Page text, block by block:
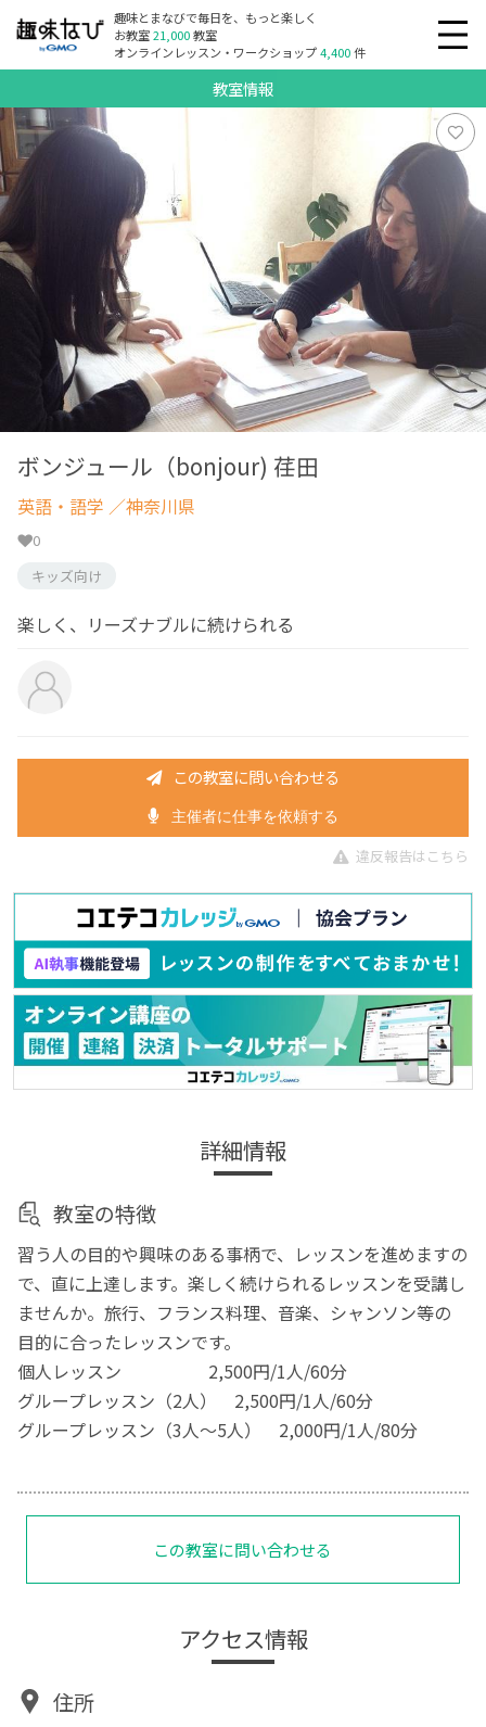
趣味とまなびで毎日を、もっと楽しく
お教室21,000教室
オンラインレッスン・ワークショップ4,400件
教室情報
ボンジュール（bonjour) 荏田
英語・語学 ／神奈川県
0
キッズ向け
楽しく、リーズナブルに続けられる
この教室に問い合わせる
主催者に仕事を依頼する
違反報告はこちら
詳細情報
教室の特徴
習う人の目的や興味のある事柄で、レッスンを進めますの
で、直に上達します。楽しく続けられるレッスンを受講し
ませんか。旅行、フランス料理、音楽、シャンソン等の
目的に合ったレッスンです。
個人レッスン 2,500円/1人/60分
グループレッスン（2人） 2,500円/1人/60分
グループレッスン（3人～5人） 2,000円/1人/80分
この教室に問い合わせる
アクセス情報
住所